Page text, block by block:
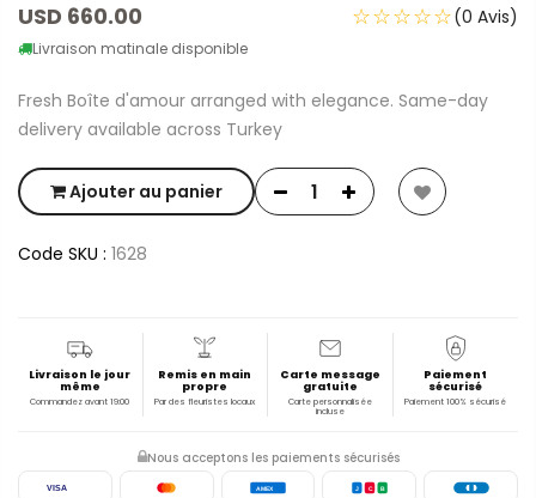
USD 660.00
Livraison matinale disponible
☆☆☆☆☆(0 Avis)
Fresh Boîte d'amour arranged with elegance. Same-day
delivery available across Turkey
Ajouter au panier
Code SKU : 1628
Livraison le jour
même
Commandez avant 19:00
Remis en main
propre
Par des fleuristes locaux
Carte message
gratuite
Carte personnalisée
incluse
Paiement
sécurisé
Paiement 100% sécurisé
Nous acceptons les paiements sécurisés
VISA AMEX J C B